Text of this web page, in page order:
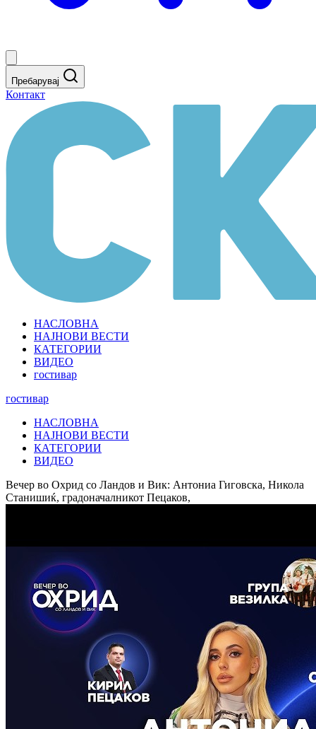
Пребарувај
Контакт
НАСЛОВНА
НАЈНОВИ ВЕСТИ
КАТЕГОРИИ
ВИДЕО
гостивар
гостивар
НАСЛОВНА
НАЈНОВИ ВЕСТИ
КАТЕГОРИИ
ВИДЕО
Вечер во Охрид со Ландов и Вик: Антониа Гиговска, Никола
Станишиќ, градоначалникот Пецаков,